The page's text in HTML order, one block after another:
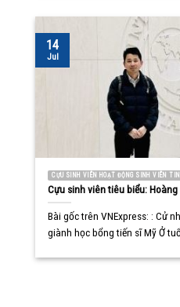
CỰU SINH VIÊN HOẠT ĐỘNG SINH VIÊN
Cựu sinh viên tiêu biểu:
Bài gốc trên VNExpress: : Cử
giành học bổng tiến sĩ Mỹ Ở
14
Jul